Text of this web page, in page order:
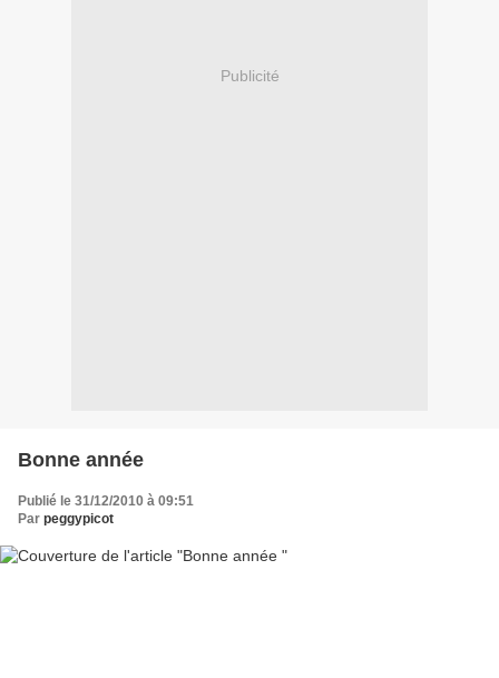
Publicité
Bonne année
Publié le 31/12/2010 à 09:51
Par peggypicot